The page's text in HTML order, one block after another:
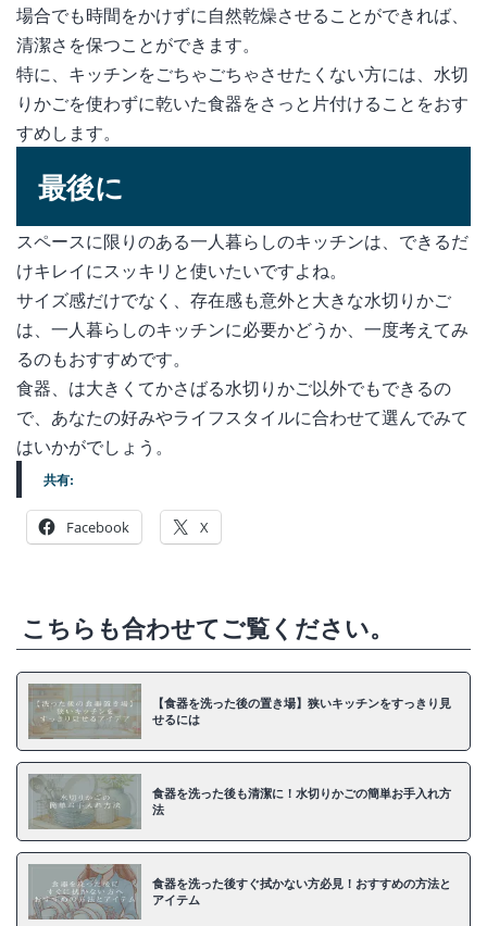
場合でも時間をかけずに自然乾燥させることができれば、
清潔さを保つことができます。
特に、キッチンをごちゃごちゃさせたくない方には、水切
りかごを使わずに乾いた食器をさっと片付けることをおす
すめします。
最後に
スペースに限りのある一人暮らしのキッチンは、できるだ
けキレイにスッキリと使いたいですよね。
サイズ感だけでなく、存在感も意外と大きな水切りかご
は、一人暮らしのキッチンに必要かどうか、一度考えてみ
るのもおすすめです。
食器、は大きくてかさばる水切りかご以外でもできるの
で、あなたの好みやライフスタイルに合わせて選んでみて
はいかがでしょう。
共有:
Facebook X
こちらも合わせてご覧ください。
【食器を洗った後の置き場】狭いキッチンをすっきり見
せるには
食器を洗った後も清潔に！水切りかごの簡単お手入れ方
法
食器を洗った後すぐ拭かない方必見！おすすめの方法と
アイテム